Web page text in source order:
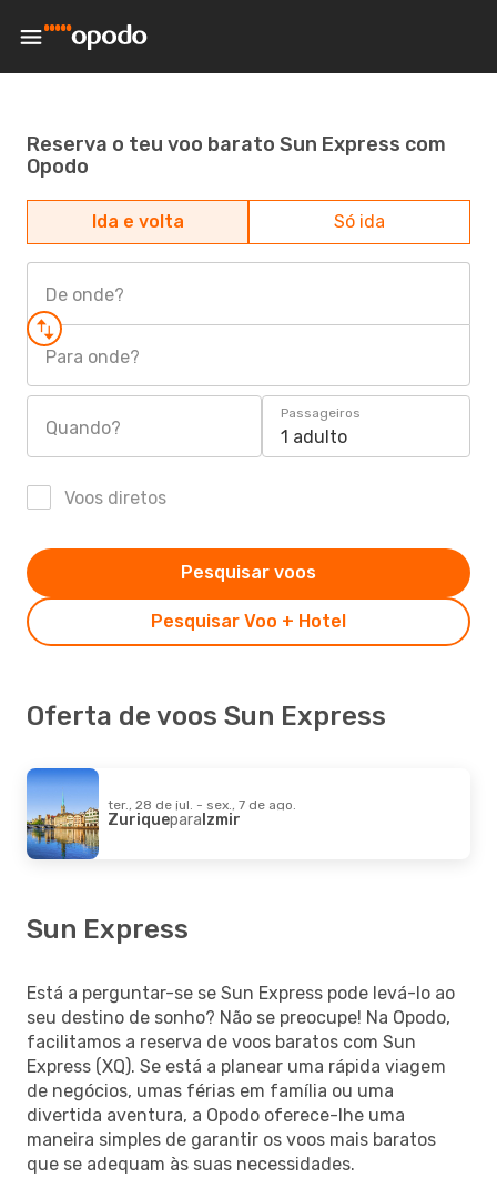
Reserva o teu voo barato Sun Express com
Opodo
Ida e volta Só ida
De onde?
Para onde?
Quando?
Passageiros
1 adulto
Voos diretos
Pesquisar Voo + Hotel
Pesquisar voos
Oferta de voos Sun Express
ter., 28 de jul. - sex., 7 de ago.
ZuriqueparaIzmir
Sun Express
Está a perguntar-se se Sun Express pode levá-lo ao
seu destino de sonho? Não se preocupe! Na Opodo,
facilitamos a reserva de voos baratos com Sun
Express (XQ). Se está a planear uma rápida viagem
de negócios, umas férias em família ou uma
divertida aventura, a Opodo oferece-lhe uma
maneira simples de garantir os voos mais baratos
que se adequam às suas necessidades.